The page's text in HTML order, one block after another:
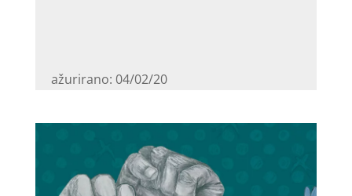
ažurirano: 04/02/20